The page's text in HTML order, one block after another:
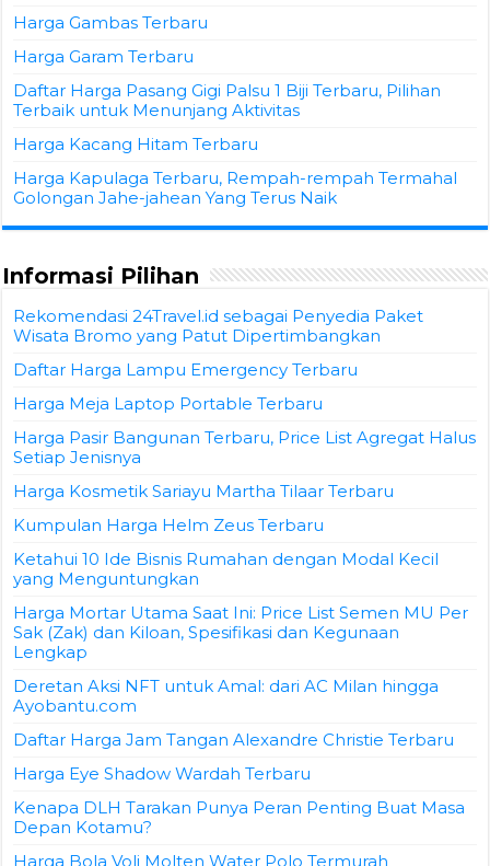
Harga Gambas Terbaru
Harga Garam Terbaru
Daftar Harga Pasang Gigi Palsu 1 Biji Terbaru, Pilihan
Terbaik untuk Menunjang Aktivitas
Harga Kacang Hitam Terbaru
Harga Kapulaga Terbaru, Rempah-rempah Termahal
Golongan Jahe-jahean Yang Terus Naik
Informasi Pilihan
Rekomendasi 24Travel.id sebagai Penyedia Paket
Wisata Bromo yang Patut Dipertimbangkan
Daftar Harga Lampu Emergency Terbaru
Harga Meja Laptop Portable Terbaru
Harga Pasir Bangunan Terbaru, Price List Agregat Halus
Setiap Jenisnya
Harga Kosmetik Sariayu Martha Tilaar Terbaru
Kumpulan Harga Helm Zeus Terbaru
Ketahui 10 Ide Bisnis Rumahan dengan Modal Kecil
yang Menguntungkan
Harga Mortar Utama Saat Ini: Price List Semen MU Per
Sak (Zak) dan Kiloan, Spesifikasi dan Kegunaan
Lengkap
Deretan Aksi NFT untuk Amal: dari AC Milan hingga
Ayobantu.com
Daftar Harga Jam Tangan Alexandre Christie Terbaru
Harga Eye Shadow Wardah Terbaru
Kenapa DLH Tarakan Punya Peran Penting Buat Masa
Depan Kotamu?
Harga Bola Voli Molten Water Polo Termurah